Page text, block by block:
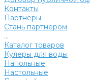
Контакты
Партнёры
Стань партнером
...
Каталог товаров
Кулеры для воды
Напольные
Настольные